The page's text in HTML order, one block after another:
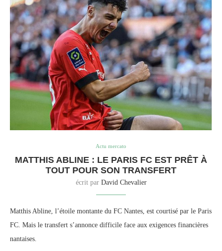
Actu mercato
MATTHIS ABLINE : LE PARIS FC EST PRÊT À
TOUT POUR SON TRANSFERT
écrit par David Chevalier
Matthis Abline, l’étoile montante du FC Nantes, est courtisé par le Paris
FC. Mais le transfert s’annonce difficile face aux exigences financières
nantaises.